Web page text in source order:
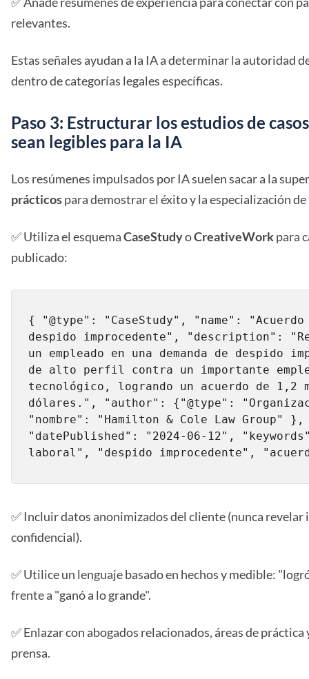
relevantes.
Estas señales ayudan a la IA a determinar la autoridad
dentro de categorías legales específicas.
Paso 3: Estructurar los estudios de
sean legibles para la IA
Los resúmenes impulsados por IA suelen sacar a la
prácticospara demostrar el éxito y la especialización
✅ Utiliza el esquemaCaseStudyoCreativeWorkpara
publicado:
{ "@type": "CaseStudy", "name":
despido improcedente", "description":
un empleado en una demanda de despido
de alto perfil contra un importante
tecnológico, logrando un acuerdo de 1,2
dólares.", "author": {"@type":
"nombre": "Hamilton & Cole Law Group" },
"datePublished": "2024-06-12",
laboral", "despido improcedente",
✅ Incluir datos anonimizados del cliente (nunca
confidencial).
✅ Utilice un lenguaje basado en hechos y medible:
frente a "ganó a lo grande".
✅ Enlazar con abogados relacionados, áreas de práctica
prensa.